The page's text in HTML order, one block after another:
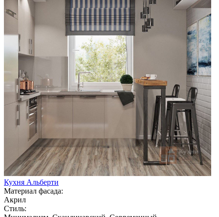
Кухня Альберти
Материал фасада:
Акрил
Стиль: